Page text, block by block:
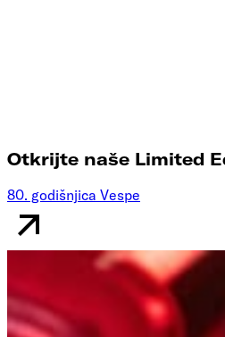
Otkrijte naše Limited
80. godišnjica Vespe